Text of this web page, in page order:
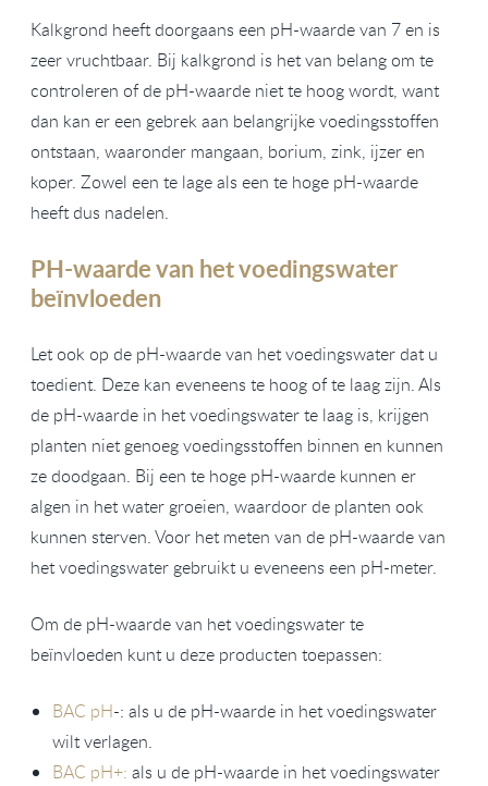
Kalkgrond heeft doorgaans een pH-waarde van 7 en is
zeer vruchtbaar. Bij kalkgrond is het van belang om te
controleren of de pH-waarde niet te hoog wordt, want
dan kan er een gebrek aan belangrijke voedingsstoffen
ontstaan, waaronder mangaan, borium, zink, ijzer en
koper. Zowel een te lage als een te hoge pH-waarde
heeft dus nadelen.
PH-waarde van het voedingswater
beïnvloeden
Let ook op de pH-waarde van het voedingswater dat u
toedient. Deze kan eveneens te hoog of te laag zijn. Als
de pH-waarde in het voedingswater te laag is, krijgen
planten niet genoeg voedingsstoffen binnen en kunnen
ze doodgaan. Bij een te hoge pH-waarde kunnen er
algen in het water groeien, waardoor de planten ook
kunnen sterven. Voor het meten van de pH-waarde van
het voedingswater gebruikt u eveneens een pH-meter.
Om de pH-waarde van het voedingswater te
beïnvloeden kunt u deze producten toepassen:
BAC pH-: als u de pH-waarde in het voedingswater
wilt verlagen.
BAC pH+: als u de pH-waarde in het voedingswater